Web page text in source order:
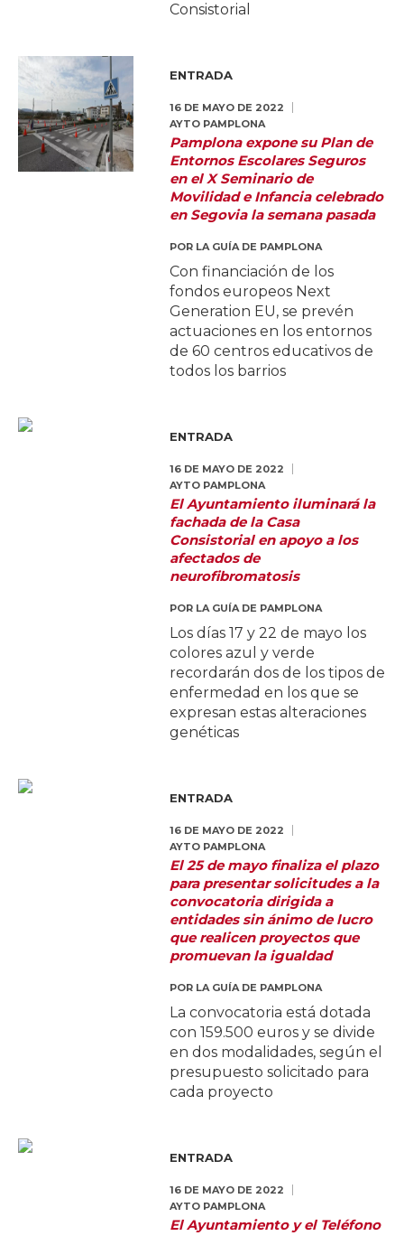
Consistorial
ENTRADA
16 DE MAYO DE 2022
AYTO PAMPLONA
Pamplona expone su Plan de
Entornos Escolares Seguros
en el X Seminario de
Movilidad e Infancia celebrado
en Segovia la semana pasada
POR LA GUÍA DE PAMPLONA
Con financiación de los
fondos europeos Next
Generation EU, se prevén
actuaciones en los entornos
de 60 centros educativos de
todos los barrios
ENTRADA
16 DE MAYO DE 2022
AYTO PAMPLONA
El Ayuntamiento iluminará la
fachada de la Casa
Consistorial en apoyo a los
afectados de
neurofibromatosis
POR LA GUÍA DE PAMPLONA
Los días 17 y 22 de mayo los
colores azul y verde
recordarán dos de los tipos de
enfermedad en los que se
expresan estas alteraciones
genéticas
ENTRADA
16 DE MAYO DE 2022
AYTO PAMPLONA
El 25 de mayo finaliza el plazo
para presentar solicitudes a la
convocatoria dirigida a
entidades sin ánimo de lucro
que realicen proyectos que
promuevan la igualdad
POR LA GUÍA DE PAMPLONA
La convocatoria está dotada
con 159.500 euros y se divide
en dos modalidades, según el
presupuesto solicitado para
cada proyecto
ENTRADA
16 DE MAYO DE 2022
AYTO PAMPLONA
El Ayuntamiento y el Teléfono